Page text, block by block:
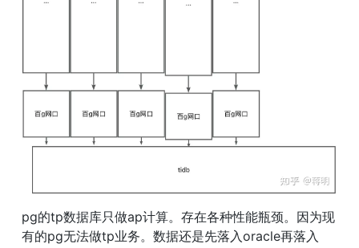
pg的tp数据库只做ap计算。存在各种性能瓶颈。因为现
有的pg无法做tp业务。数据还是先落入oracle再落入